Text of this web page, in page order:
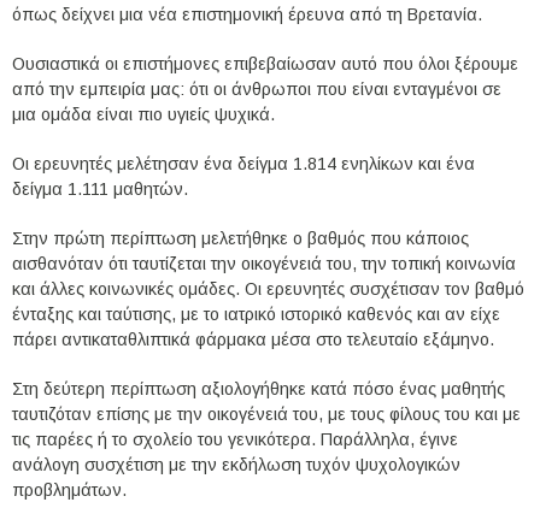
όπως δείχνει μια νέα επιστημονική έρευνα από τη Βρετανία.
Ουσιαστικά οι επιστήμονες επιβεβαίωσαν αυτό που όλοι ξέρουμε
από την εμπειρία μας: ότι οι άνθρωποι που είναι ενταγμένοι σε
μια ομάδα είναι πιο υγιείς ψυχικά.
Οι ερευνητές μελέτησαν ένα δείγμα 1.814 ενηλίκων και ένα
δείγμα 1.111 μαθητών.
Στην πρώτη περίπτωση μελετήθηκε ο βαθμός που κάποιος
αισθανόταν ότι ταυτίζεται την οικογένειά του, την τοπική κοινωνία
και άλλες κοινωνικές ομάδες. Οι ερευνητές συσχέτισαν τον βαθμό
ένταξης και ταύτισης, με το ιατρικό ιστορικό καθενός και αν είχε
πάρει αντικαταθλιπτικά φάρμακα μέσα στο τελευταίο εξάμηνο.
Στη δεύτερη περίπτωση αξιολογήθηκε κατά πόσο ένας μαθητής
ταυτιζόταν επίσης με την οικογένειά του, με τους φίλους του και με
τις παρέες ή το σχολείο του γενικότερα. Παράλληλα, έγινε
ανάλογη συσχέτιση με την εκδήλωση τυχόν ψυχολογικών
προβλημάτων.